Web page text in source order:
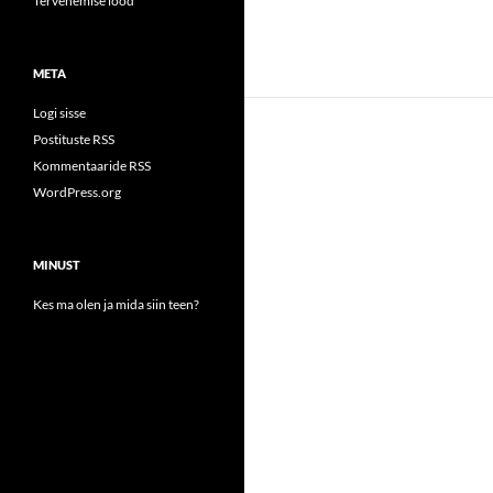
META
Logi sisse
Postituste RSS
Kommentaaride RSS
WordPress.org
MINUST
Kes ma olen ja mida siin teen?